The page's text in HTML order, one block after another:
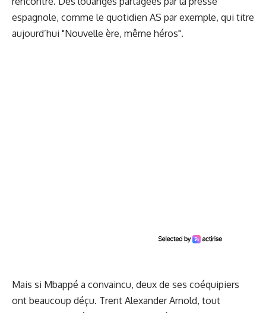
espagnole, comme le quotidien AS par exemple, qui titre
aujourd’hui "Nouvelle ère, même héros".
Mais si Mbappé a convaincu, deux de ses coéquipiers
ont beaucoup déçu. Trent Alexander Arnold, tout